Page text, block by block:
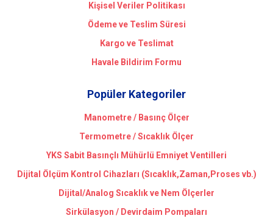
Kişisel Veriler Politikası
Ödeme ve Teslim Süresi
Kargo ve Teslimat
Havale Bildirim Formu
Popüler Kategoriler
Manometre / Basınç Ölçer
Termometre / Sıcaklık Ölçer
YKS Sabit Basınçlı Mühürlü Emniyet Ventilleri
Dijital Ölçüm Kontrol Cihazları (Sıcaklık,Zaman,Proses vb.)
Dijital/Analog Sıcaklık ve Nem Ölçerler
Sirkülasyon / Devirdaim Pompaları